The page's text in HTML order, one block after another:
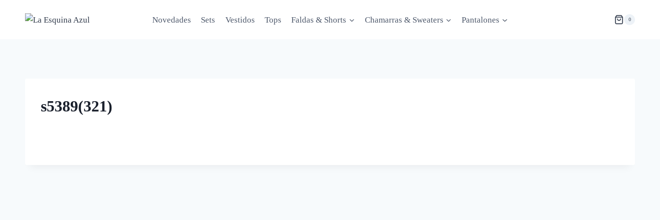
Novedades Sets Vestidos Tops Faldas & Shorts Chamarras & Sweaters Pantalones 0
s5389(321)